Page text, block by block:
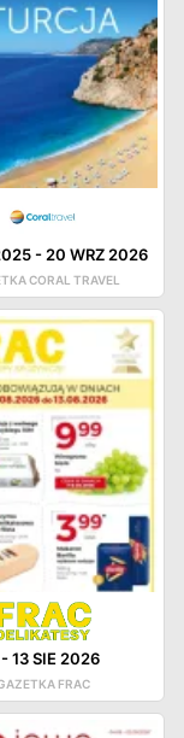
- 20 WRZ 2026
CORAL TRAVEL
13 SIE 2026
FRAC